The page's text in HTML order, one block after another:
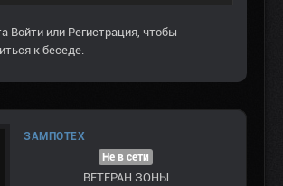
Войти или Регистрация, чтобы
к беседе.
ЗАМПОТЕХ
Не в сети
ВЕТЕРАН ЗOНЫ